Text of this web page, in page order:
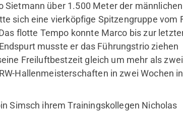
Sietmann über 1.500 Meter der männlichen
sich eine vierköpfige Spitzengruppe vom
flotte Tempo konnte Marco bis zur
musste er das Führungstrio ziehen
Freiluftbestzeit gleich um mehr als zwei
Hallenmeisterschaften in zwei Wochen in
Simsch ihrem Trainingskollegen Nicholas